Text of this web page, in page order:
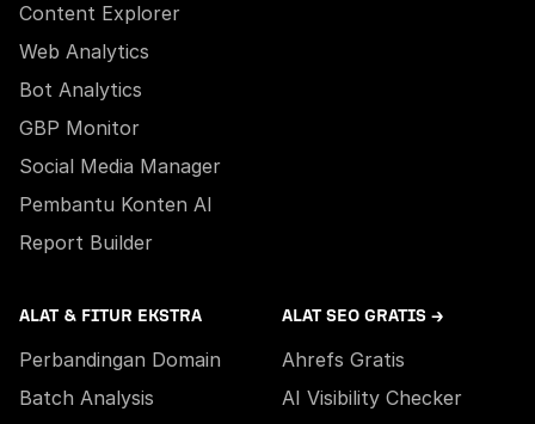
Content Explorer
Web Analytics
Bot Analytics
GBP Monitor
Social Media Manager
Pembantu Konten AI
Report Builder
ALAT & FITUR EKSTRA
Perbandingan Domain
Batch Analysis
ALAT SEO GRATIS →
Ahrefs Gratis
AI Visibility Checker